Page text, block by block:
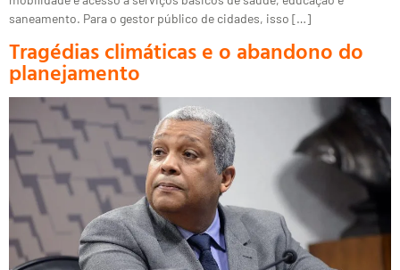
saneamento. Para o gestor público de cidades, isso […]
Tragédias climáticas e o abandono do
planejamento